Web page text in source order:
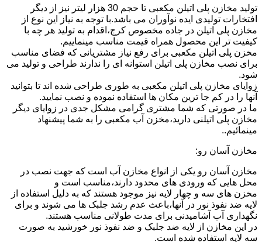
تولید مخازن پلی اتیلن مکعبی تا حجم 30 هزار لیتر نیز از دیگر
افتخارات تولیدی ایده نوآوران می باشد.با توجه به نیاز این نوع از
مخازن پلی اتیلن در جاده مخصوص کرج،اقدام به تولید هر چه با
کیفیت تر این محصول همراه قیمت مناسب مینماییم.
مخزن پلی اتیلن مکعبی برای رفع نیاز مشتریانی که فضای مناسب
برای نصب مخازن پلی اتیلن استوانه ای را ندارند طراحی و تولید می
شود.
زوایای مخازن پلی اتیلن مکعبی به طوری طراحی شده اند تا بتوانید
آنها را در کم جا ترین مکان ها استفاده نموده و نصب نمایید.
ما در صورتی که شما مشتری گرامی مشکل جدی در زوایای دیگر
مخازن پلی اتیلنی دارید،مخزن آب مکعبی را به شما پیشنهاد
مینمائیم..
مخازن آسان رو:
مخازن آسان رو یکی از انواع مخازن آب است که جهت نصب در
محل هایی که ورودی های محدود دارند،مناسب است و
مخزن های سه و چهار لایه نیز موجود هستند که به دلیل استفاده از
لایه ضد نفوذ نور در آنها،باعث عدم رشد جلبک ها می شوند و برای
نگهداری آب آشامیدنی برای مدت طولانی مناسب هستند.
در این مخازن از لایه ضد جلبک و ضد نفوذ نور خورشید به صورت
سه لایه استفاده شده است.